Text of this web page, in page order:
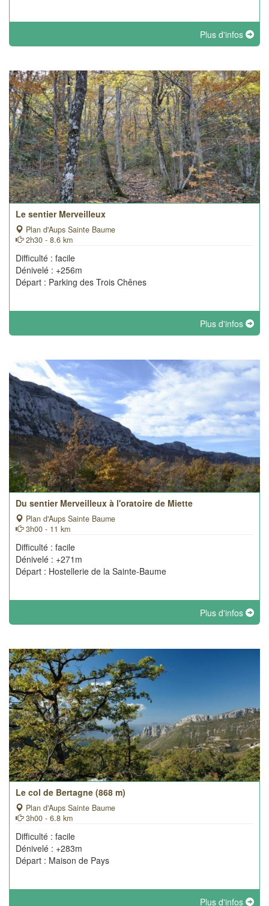
Plus d'infos
Le sentier Merveilleux
Plan d'Aups Sainte Baume
2h30 - 8.6 km
Difficulté : facile
Dénivelé : +256m
Départ : Parking des Trois Chênes
Plus d'infos
Du sentier Merveilleux à l'oratoire de Miette
Plan d'Aups Sainte Baume
3h00 - 11 km
Difficulté : facile
Dénivelé : +271m
Départ : Hostellerie de la Sainte-Baume
Plus d'infos
Le col de Bertagne (868 m)
Plan d'Aups Sainte Baume
3h00 - 6.8 km
Difficulté : facile
Dénivelé : +283m
Départ : Maison de Pays
Plus d'infos